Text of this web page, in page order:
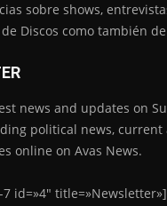
sobre shows,
Discos como también
news and updates on
political news, current
online on Avas News.
id=»4″ title=»Newsletter»]